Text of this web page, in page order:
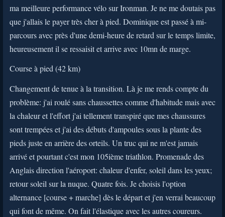
ma meilleure performance vélo sur Ironman. Je ne me doutais pas
que j'allais le payer très cher à pied. Dominique est passé à mi-
parcours avec près d'une demi-heure de retard sur le temps limite,
heureusement il se ressaisit et arrive avec 10mn de marge.
Course à pied (42 km)
Changement de tenue à la transition. Là je me rends compte du
problème: j'ai roulé sans chaussettes comme d'habitude mais avec
la chaleur et l'effort j'ai tellement transpiré que mes chaussures
sont trempées et j'ai des débuts d'ampoules sous la plante des
pieds juste en arrière des orteils. Un truc qui ne m'est jamais
arrivé et pourtant c'est mon 105ième triathlon. Promenade des
Anglais direction l'aéroport: chaleur d'enfer, soleil dans les yeux;
retour soleil sur la nuque. Quatre fois. Je choisis l'option
alternance [course + marche] dès le départ et j'en verrai beaucoup
qui font de même. On fait l'élastique avec les autres coureurs.